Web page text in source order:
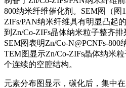
800纳米纤维催化剂。SEM图（图
ZIFs/PAN纳米纤维具有明显凸起
到Zn/Co-ZIFs晶体纳米粒子整齐排
SEM图表明Zn/Co-N@PCNFs-800
TEM图显示Zn/Co-ZIFs晶体纳米
个连续的空腔结构。
元素分布图显示，碳化后，集中